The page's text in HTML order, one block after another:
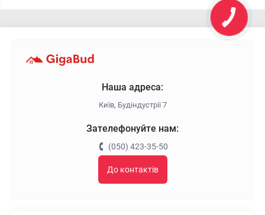
Наша адреса:
Київ, Будіндустрії 7
Зателефонуйте нам:
(050) 423-35-50
До контактів